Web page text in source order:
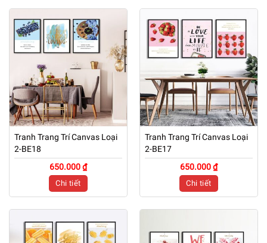
Tranh Trang Trí Canvas Loại
2-BE18
650.000 ₫
Chi tiết
Tranh Trang Trí Canvas Loại
2-BE17
650.000 ₫
Chi tiết